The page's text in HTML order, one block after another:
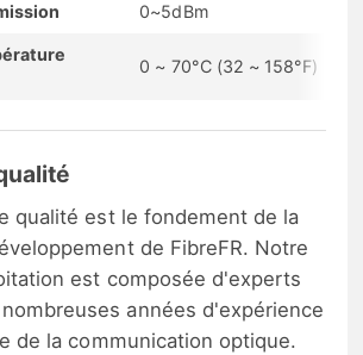
0~5dBm
0 ~ 70°C (32 ~ 158°F)
qualité est le fondement de la
de FibreFR. Notre
est composée d'experts
années d'expérience
de la communication optique.